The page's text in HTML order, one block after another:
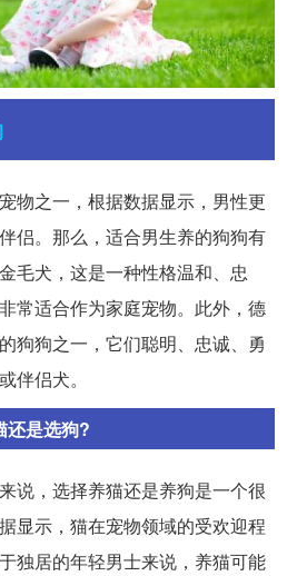
物之一，根据数据显示，男性更
侣。那么，适合男生养的狗狗有
毛犬，这是一种性格温和、忠
常适合作为家庭宠物。此外，德
狗狗之一，它们聪明、忠诚、勇
伴侣犬。
还是选狗?
说，选择养猫还是养狗是一个很
显示，猫在宠物领域的受欢迎程
独居的年轻男士来说，养猫可能